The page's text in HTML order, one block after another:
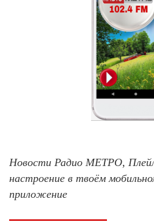
Новости Радио МЕТРО,
настроение в твоём
приложение